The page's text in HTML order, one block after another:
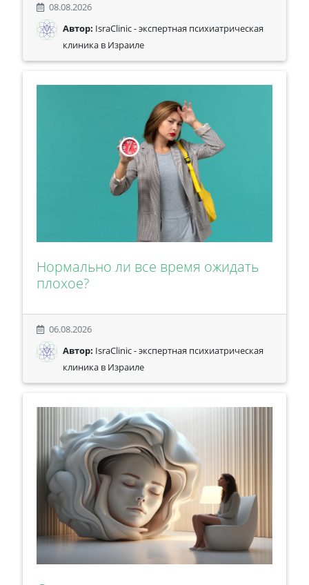
08.08.2026
Автор: IsraClinic - экспертная психиатрическая
клиника в Израиле
Нормально ли все время ожидать
плохое?
06.08.2026
Автор: IsraClinic - экспертная психиатрическая
клиника в Израиле